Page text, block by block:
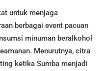
untuk menjaga
berbagai event pacuan
minuman beralkohol
Menurutnya, citra
ketika Sumba menjadi